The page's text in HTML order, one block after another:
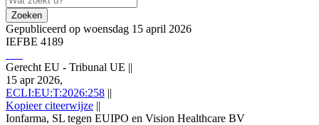
Zoeken
Gepubliceerd op woensdag 15 april 2026
IEFBE 4189
Gerecht EU - Tribunal UE ||
15 apr 2026,
ECLI:EU:T:2026:258 ||
Kopieer citeerwijze ||
Ionfarma, SL tegen EUIPO en Vision Healthcare BV